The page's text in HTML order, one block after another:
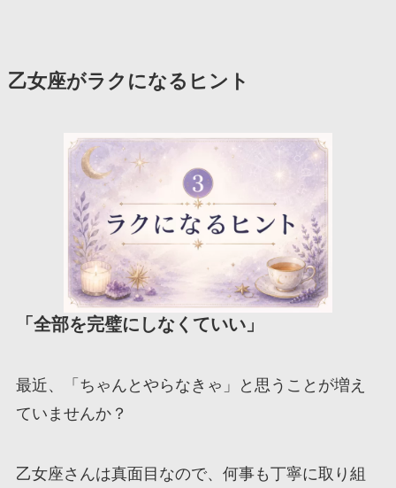
乙女座がラクになるヒント
「全部を完璧にしなくていい」
最近、「ちゃんとやらなきゃ」と思うことが増え
ていませんか？
乙女座さんは真面目なので、何事も丁寧に取り組